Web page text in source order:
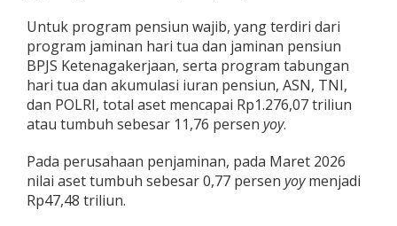
Untuk program pensiun wajib, yang terdiri dari
program jaminan hari tua dan jaminan pensiun
BPJS Ketenagakerjaan, serta program tabungan
hari tua dan akumulasi iuran pensiun, ASN, TNI,
dan POLRI, total aset mencapai Rp1.276,07 triliun
atau tumbuh sebesar 11,76 persen yoy.
Pada perusahaan penjaminan, pada Maret 2026
nilai aset tumbuh sebesar 0,77 persen yoymenjadi
Rp47,48 triliun.